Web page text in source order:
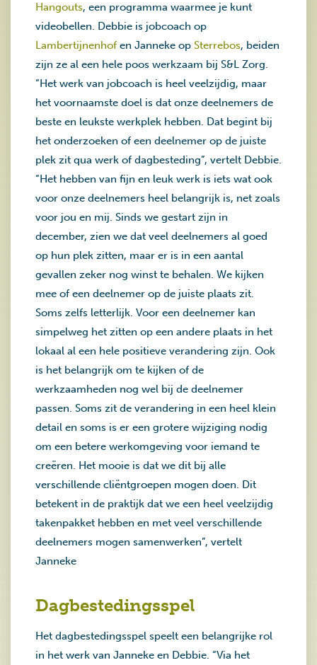
Hangouts, een programma waarmee je kunt
videobellen. Debbie is jobcoach op
Lambertijnenhof en Janneke op Sterrebos, beiden
zijn ze al een hele poos werkzaam bij S&L Zorg.
“Het werk van jobcoach is heel veelzijdig, maar
het voornaamste doel is dat onze deelnemers de
beste en leukste werkplek hebben. Dat begint bij
het onderzoeken of een deelnemer op de juiste
plek zit qua werk of dagbesteding”, vertelt Debbie.
“Het hebben van fijn en leuk werk is iets wat ook
voor onze deelnemers heel belangrijk is, net zoals
voor jou en mij. Sinds we gestart zijn in
december, zien we dat veel deelnemers al goed
op hun plek zitten, maar er is in een aantal
gevallen zeker nog winst te behalen. We kijken
mee of een deelnemer op de juiste plaats zit.
Soms zelfs letterlijk. Voor een deelnemer kan
simpelweg het zitten op een andere plaats in het
lokaal al een hele positieve verandering zijn. Ook
is het belangrijk om te kijken of de
werkzaamheden nog wel bij de deelnemer
passen. Soms zit de verandering in een heel klein
detail en soms is er een grotere wijziging nodig
om een betere werkomgeving voor iemand te
creëren. Het mooie is dat we dit bij alle
verschillende cliëntgroepen mogen doen. Dit
betekent in de praktijk dat we een heel veelzijdig
takenpakket hebben en met veel verschillende
deelnemers mogen samenwerken”, vertelt
Janneke
Dagbestedingsspel
Het dagbestedingsspel speelt een belangrijke rol
in het werk van Janneke en Debbie. “Via het